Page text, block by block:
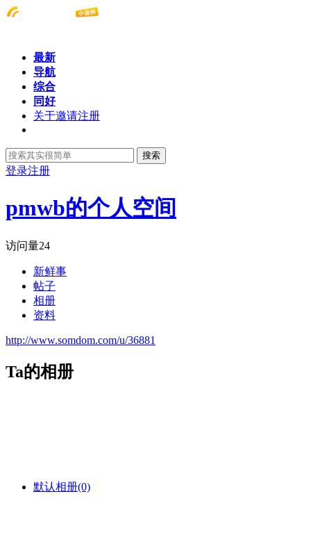
最新
导航
综合
同好
关于邀请注册
搜索
登录注册
pmwb的个人空间
访问量24
新鲜事
帖子
相册
资料
http://www.somdom.com/u/36881
Ta的相册
默认相册(0)